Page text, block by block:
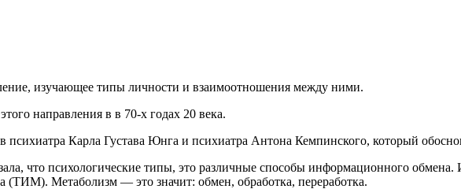
изучающее типы личности и взаимоотношения между ними.
направления в в 70-х годах 20 века.
психиатра Карла Густава Юнга и психиатра Антона Кемпинского, который
что психологические типы, это различные способы информационного
Метаболизм — это значит: обмен, обработка, переработка.